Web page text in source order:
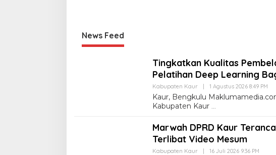
News Feed
Tingkatkan Kualitas
Pelatihan Deep Learning
Kabupaten Kaur 1 Agustus 2026 8:49 PM
Kaur, Bengkulu
Kabupaten Kaur
Marwah DPRD Kaur
Terlibat Video Mesum
Kabupaten Kaur 16 Juli 2026 9:36 PM